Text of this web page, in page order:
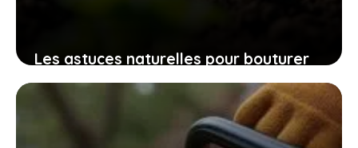
Les astuces naturelles pour bouturer
les patates douces et cultiver
facilement chez soi des plants
robustes